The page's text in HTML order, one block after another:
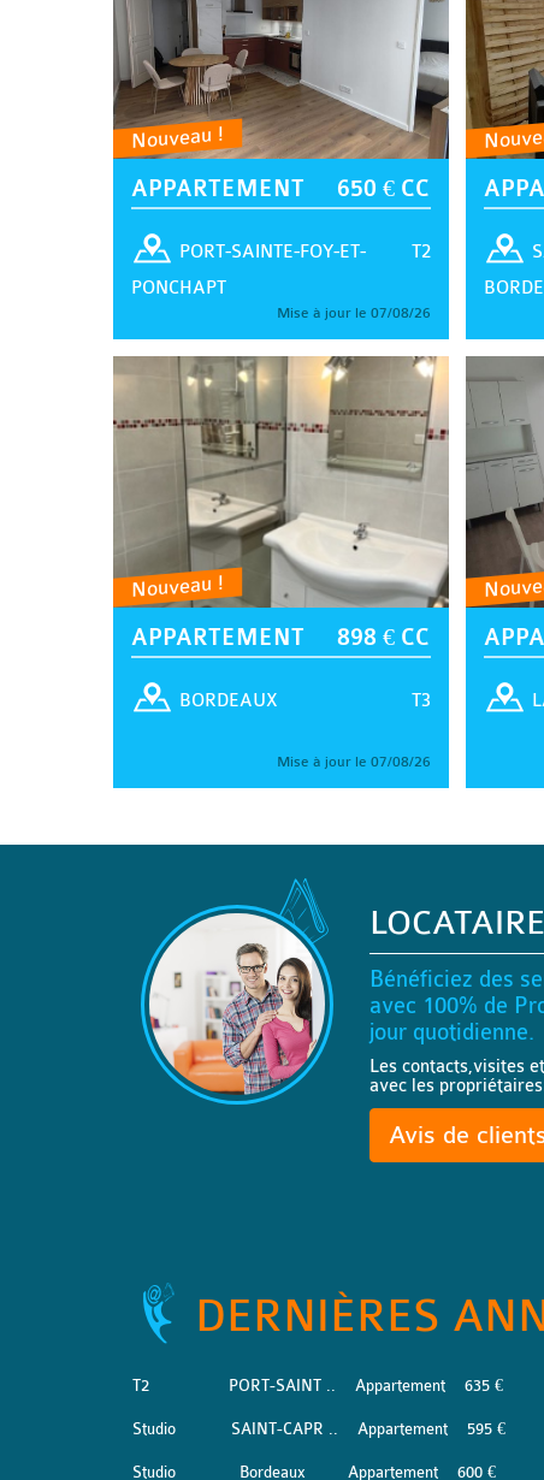
Nouveau !
APPARTEMENT 650 € CC
T2
PORT-SAINTE-FOY-ET-
PONCHAPT
Mise à jour le 07/08/26
Nouveau !
APPARTEMENT 898 € CC
T3
BORDEAUX
Mise à jour le 07/08/26
Bénéficiez des
avec 100% de
jour quotidienne.
Les contacts,visites
avec les
Avis de
DERNIÈRES
T2 PORT-SAINT .. Appartement 635 €
Studio SAINT-CAPR .. Appartement 595 €
Studio Bordeaux Appartement 600 €